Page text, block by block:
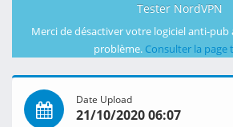
Tester NordVPN
Merci de désactiver votre logiciel anti-pub
problème. Consulter la page
Date Upload
21/10/2020 06:07